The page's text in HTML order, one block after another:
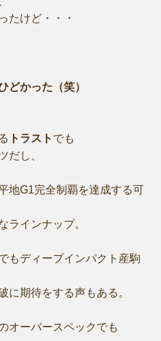
たけど・・・
どかった（笑）
トラスト でも
だし、
地G1完全制覇を達成する可
ラインナップ。
もディープインパクト産駒
に期待をする声もある。
オーバースペックでも